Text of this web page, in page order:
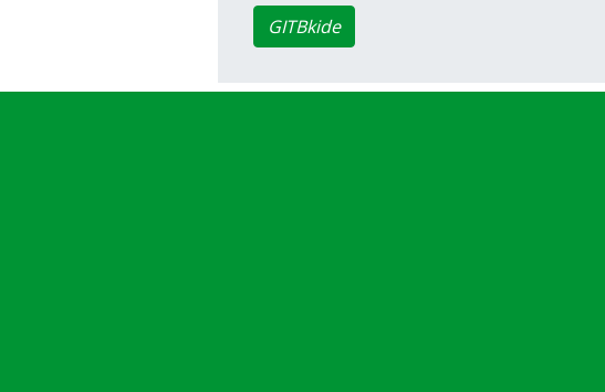
GITBkide